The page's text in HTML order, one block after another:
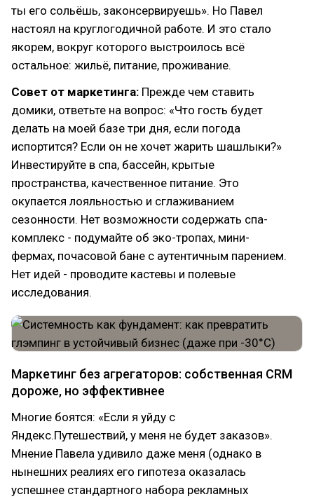
ты его сольёшь, законсервируешь». Но Павел
настоял на круглогодичной работе. И это стало
якорем, вокруг которого выстроилось всё
остальное: жильё, питание, проживание.
Совет от маркетинга: Прежде чем ставить
домики, ответьте на вопрос: «Что гость будет
делать на моей базе три дня, если погода
испортится? Если он не хочет жарить шашлыки?»
Инвестируйте в спа, бассейн, крытые
пространства, качественное питание. Это
окупается лояльностью и сглаживанием
сезонности. Нет возможности содержать спа-
комплекс - подумайте об эко-тропах, мини-
фермах, почасовой бане с аутентичным парением.
Нет идей - проводите кастевы и полевые
исследования.
Маркетинг без агрегаторов: собственная CRM
дороже, но эффективнее
Многие боятся: «Если я уйду с
Яндекс.Путешествий, у меня не будет заказов».
Мнение Павела удивило даже меня (однако в
нынешних реалиях его гипотеза оказалась
успешнее стандартного набора рекламных